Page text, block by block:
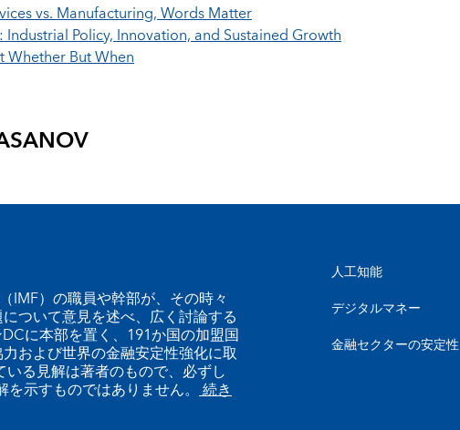
vs. Manufacturing, Words Matter
Policy, Innovation, and Sustained Growth
Whether But When
IMF）の職員や幹部が、その時々
ついて意見を述べ、広く討論する
に本部を置く、191か国の加盟国
および世界の金融安定性強化に取
る見解は著者のもので、必ずし
示すものではありません。 続き
人工知能
デジタルマネー
金融セクターの安定性